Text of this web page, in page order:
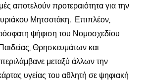
αποτελούν προτεραιότητα για την
Μητσοτάκη. Επιπλέον,
ψήφιση του Νομοσχεδίου
Θρησκευμάτων και
μεταξύ άλλων την
υγείας του αθλητή σε ψηφιακή